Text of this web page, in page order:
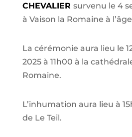
CHEVALIER survenu le 4
à Vaison la Romaine à
La cérémonie aura lieu le
2025 à 11h00 à la
Romaine.
L’inhumation aura lieu à
de Le Teil.